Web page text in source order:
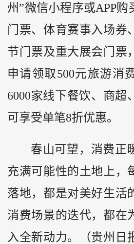
州”微信小程序或APP购
门票、体育赛事入场券
节门票及重大展会门票
申请领取500元旅游消
6000家线下餐饮、商超
可享受单笔8折优惠。
春山可望，消费正
充满可能性的土地上，
落地，都是对美好生活
消费场景的迭代，都在
入全新动力。（贵州日